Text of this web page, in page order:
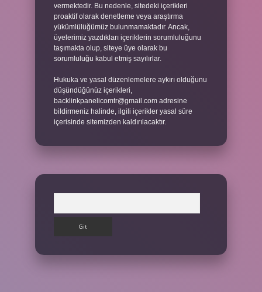
vermektedir. Bu nedenle, sitedeki içerikleri
proaktif olarak denetleme veya araştırma
yükümlülüğümüz bulunmamaktadır. Ancak,
üyelerimiz yazdıkları içeriklerin sorumluluğunu
taşımakta olup, siteye üye olarak bu
sorumluluğu kabul etmiş sayılırlar.
Hukuka ve yasal düzenlemelere aykırı olduğunu
düşündüğünüz içerikleri,
backlinkpanelicomtr@gmail.com adresine
bildirmeniz halinde, ilgili içerikler yasal süre
içerisinde sitemizden kaldırılacaktır.